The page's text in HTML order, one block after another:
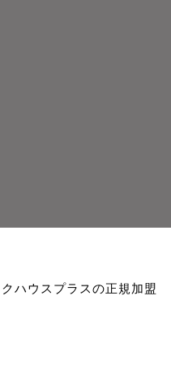
ハウスプラスの正規加盟